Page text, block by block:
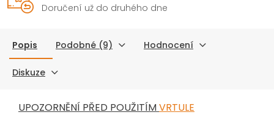
Doručení už do druhého dne
Popis Podobné (9) Hodnocení
Diskuze
UPOZORNĚNÍ PŘED POUŽITÍMVRTULE